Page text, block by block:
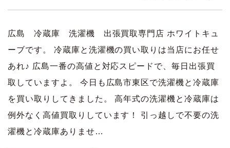
広島 冷蔵庫 洗濯機 出張買取専門店 ホワイトキュ
ーブです。 冷蔵庫と洗濯機の買い取りは当店にお任せ
あれ♪ 広島一番の高値と対応スピードで、毎日出張買
取していますよ。 今日も広島市東区で洗濯機と冷蔵庫
を買い取りしてきました。 高年式の洗濯機と冷蔵庫は
例外なく高値買取りしています！ 引っ越しで不要の洗
濯機と冷蔵庫ありませ…